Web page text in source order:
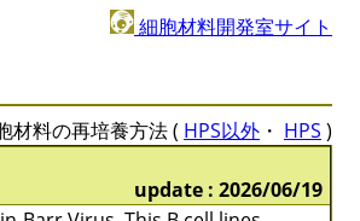
細胞材料開発室サイト
材料の再培養方法 ( HPS以外 ・ HPS )
update : 2026/06/19